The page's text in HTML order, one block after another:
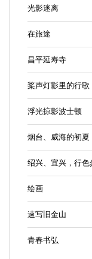
光影迷离
在旅途
昌平延寿寺
桨声灯影里的行歌
浮光掠影波士顿
烟台、威海的初夏
绍兴、宜兴，行色
绘画
速写旧金山
青春书弘